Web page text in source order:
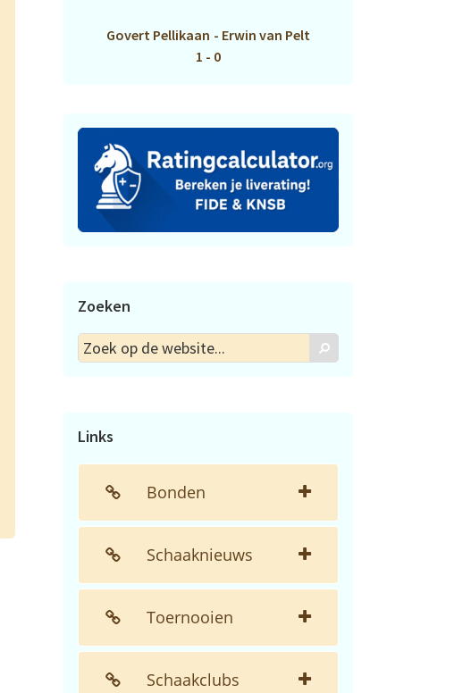
Govert Pellikaan - Erwin van Pelt
1 - 0
Zoeken
Zoek
op
Zoek
Links
Bonden
Schaaknieuws
Toernooien
Schaakclubs